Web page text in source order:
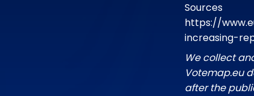
Sources
https://
increasing-
We collect
Votemap.eu
after the